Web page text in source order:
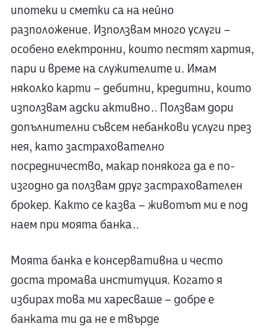
ипотеки и сметки са на нейно
разположение. Използвам много услуги –
особено електронни, които пестят хартия,
пари и време на служителите и. Имам
няколко карти – дебитни, кредитни, които
използвам адски активно… Ползвам дори
допълнителни съвсем небанкови услуги през
нея, като застрахователно
посредничество, макар понякога да е по-
изгодно да ползвам друг застрахователен
брокер. Както се казва – животът ми е под
наем при моята банка…
Моята банка е консервативна и често
доста тромава институция. Когато я
избирах това ми харесваше – добре е
банката ти да не е твърде